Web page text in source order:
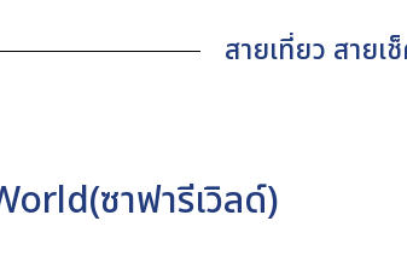
สายเที่ยว สาย
ซาฟารีเวิลด์)